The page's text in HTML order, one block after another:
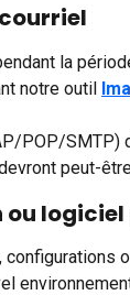
la
notre outil
POP/SMTP)
peut-